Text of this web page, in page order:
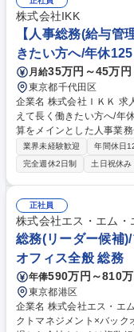
善・イベント企画/運営・
幅広い業務の体得が可能
募集職種 【総務】未経
再雇用有
株式会社IKK
【人事総務(給与管
きたい方へ/年休
月給35万円～45万円
東京都千代田区
企業名 株式会社ＩＫＫ 求人名 【人事総務(給与管理)】東証上場Gr/腰を据
えて長く働きたい方へ/年休125日 仕事の内容 当社総務
算をメインとした人事業
メインとしてご担当いた
いただきます。 【給与管理業務】■給与計算実務全般(委託先との連携や計
算結果の確認等) ■年末調
会保険や年金の計算及び
応 ■育児や介護休業の対
各市役所への対応(住民税
目途に給与管理・人事業
す 募集職種 【人事総務(給与管理)】東証上場Gr/腰を据えて長く働きたい
方へ/年休125日
業界未経験歓迎 年間休日
完全週休2日制
土日祝休み
正社員
株式会社エス・エム・
総務(リーダー候補
オフィス全般 総務
年俸590万円～810万
東京都港区
企業名 株式会社エス・エム・エス 求人名 ◆総務(リー
クトマネジメント×バックオフィス全般 仕事の内